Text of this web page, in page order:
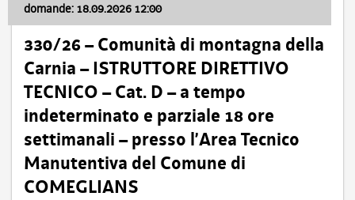
domande: 18.09.2026 12:00
330/26 – Comunità di montagna della
Carnia – ISTRUTTORE DIRETTIVO
TECNICO – Cat. D – a tempo
indeterminato e parziale 18 ore
settimanali – presso l’Area Tecnico
Manutentiva del Comune di
COMEGLIANS